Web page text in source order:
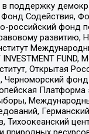
поддержку
Содействия,
российский фонд
развитию,
INVESTMENT
Открытая
Черноморский фонд
Платформа
Тихоокеанский